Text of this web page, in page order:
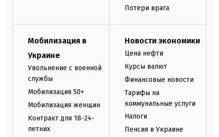
Потери врага
Мобилизация в
Украине
Увольнение с военной
службы
Мобилизация 50+
Мобилизация женщин
Контракт для 18-24-
летних
Новости экономики
Цена нефти
Курсы валют
Финансовые новости
Тарифы на
коммунальные услуги
Налоги
Пенсия в Украине